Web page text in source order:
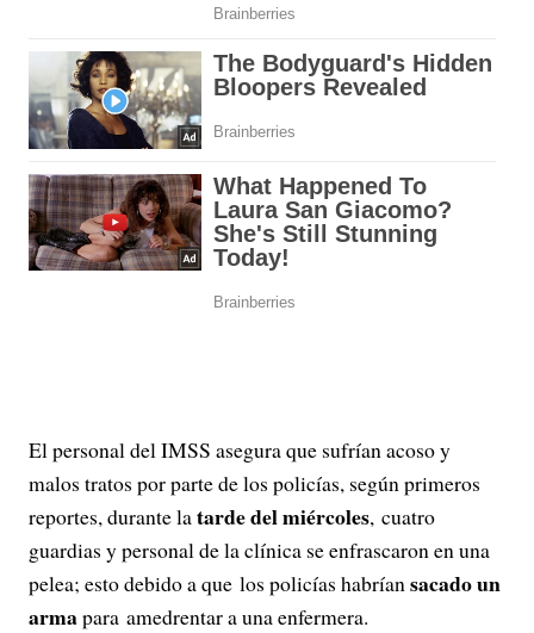
El personal del IMSS asegura que sufrían acoso y
malos tratos por parte de los policías, según primeros
reportes, durante latarde del miércoles, cuatro
guardias y personal de la clínica se enfrascaron en una
pelea; esto debido a que los policías habríansacado un
armapara amedrentar a una enfermera.